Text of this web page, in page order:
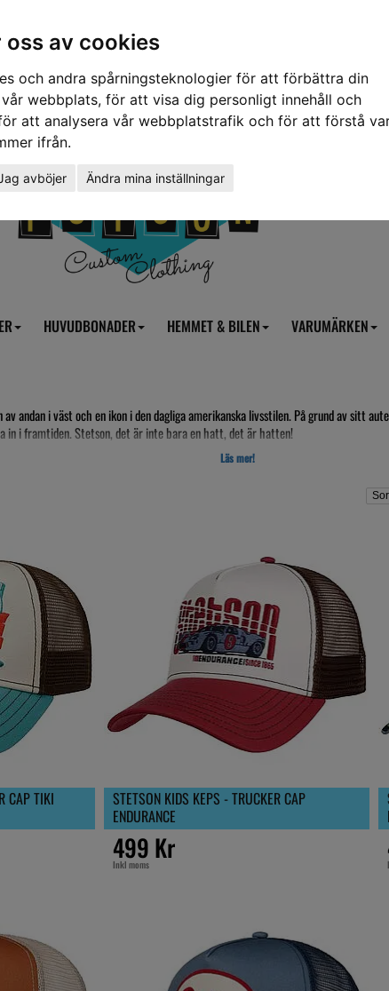
oss av cookies
och andra spårningsteknologier för att förbättra din
webbplats, för att visa dig personligt innehåll och
att analysera vår webbplatstrafik och för att förstå
ifrån.
avböjer Ändra mina inställningar
HUVUDBONADER HEMMET & BILEN VARUMÄRKEN
andan i väst och en ikon i den dagliga amerikanska livsstilen. På grund av sitt
in i framtiden. Stetson, det är inte bara en hatt, det är hatten!
1865. John B. Stetson var hattmakaren som skulle komma att bli grundaren
Läs mer!
CAP TIKI
STETSON KIDS KEPS - TRUCKER CAP
ENDURANCE
499 Kr
Inkl moms